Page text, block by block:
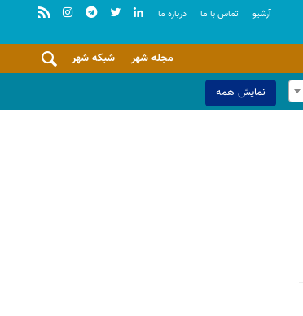
آرشيو تماس با ما درباره ما
شبکه شهر
مجله شهر
نمایش همه